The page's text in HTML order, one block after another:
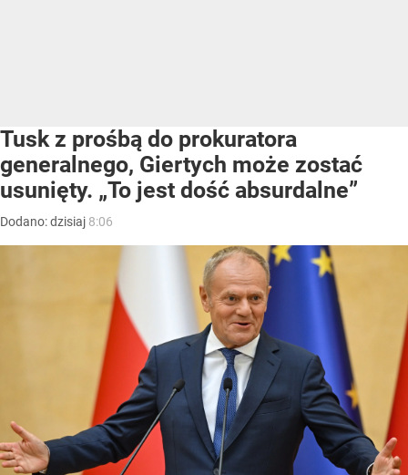
Tusk z prośbą do prokuratora
generalnego, Giertych może zostać
usunięty. „To jest dość absurdalne”
Dodano:dzisiaj 8:06